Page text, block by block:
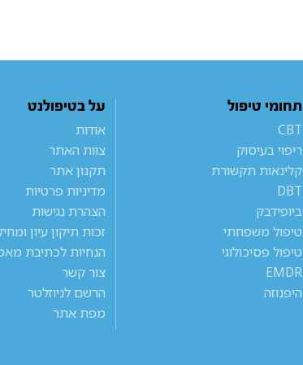
תחומי טיפול
CBT
ריפוי בעיסוק
קלינאות תקשורת
DBT
ביופידבק
טיפול משפחתי
טיפול פסיכולוגי
EMDR
היפנוזה
על בטיפולנט
אודות
צוות האתר
תקנון אתר
מדיניות פרטיות
הצהרת נגישות
זכות תיקון עיון
הנחיות לכתיבת
צור קשר
הרשם לניוזלטר
מפת אתר